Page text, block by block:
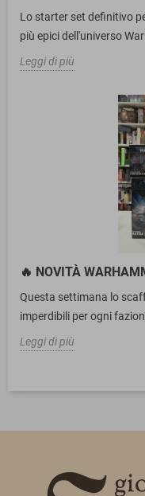
Lo starter set definitivo
più epici dell'universo
Leggi di più
🔥 NOVITÀ
Questa settimana lo
imperdibili per ogni
Leggi di più